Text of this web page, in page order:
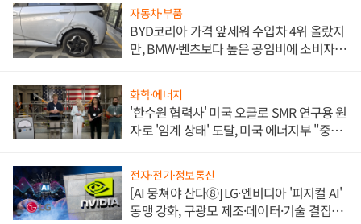
자동차·부품
BYD코리아 가격 앞세워 수입차 4위 올랐지
만, BMW·벤츠보다 높은 공임비에 소비자
화학·에너지
'한수원 협력사' 미국 오클로 SMR 연구용 원
자로 '임계 상태' 도달, 미국 에너지부 "중요
전자·전기·정보통신
[AI 뭉쳐야 산다⑧] LG·엔비디아 '피지컬 AI'
동맹 강화, 구광모 제조·데이터·기술 결집